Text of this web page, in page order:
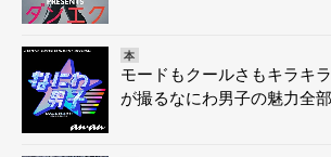
本
モードもクールさもキラキ
が撮るなにわ男子の魅力全部